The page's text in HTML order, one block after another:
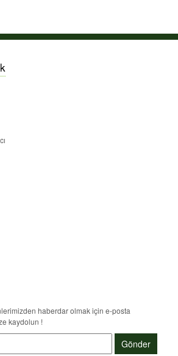
haberdar olmak için e-posta
kaydolun !
Gönder